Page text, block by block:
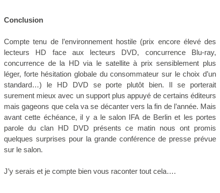
Conclusion
Compte tenu de l’environnement hostile (prix encore élevé des
lecteurs HD face aux lecteurs DVD, concurrence Blu-ray,
concurrence de la HD via le satellite à prix sensiblement plus
léger, forte hésitation globale du consommateur sur le choix d’un
standard…) le HD DVD se porte plutôt bien. Il se porterait
surement mieux avec un support plus appuyé de certains éditeurs
mais gageons que cela va se décanter vers la fin de l’année. Mais
avant cette échéance, il y a le salon IFA de Berlin et les portes
parole du clan HD DVD présents ce matin nous ont promis
quelques surprises pour la grande conférence de presse prévue
sur le salon.
J’y serais et je compte bien vous raconter tout cela….